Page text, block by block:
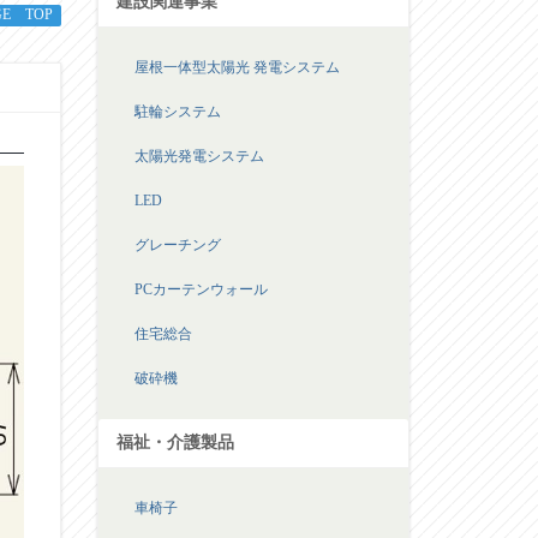
TOP
屋根一体型太陽光 発電システム
駐輪システム
太陽光発電システム
LED
グレーチング
PCカーテンウォール
住宅総合
破砕機
福祉・介護製品
車椅子